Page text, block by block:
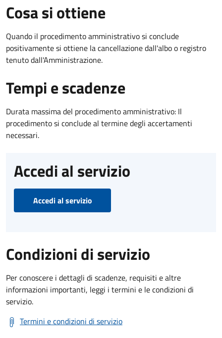
Cosa si ottiene
Quando il procedimento amministrativo si conclude
positivamente si ottiene la cancellazione dall'albo o registro
tenuto dall'Amministrazione.
Tempi e scadenze
Durata massima del procedimento amministrativo: Il
procedimento si conclude al termine degli accertamenti
necessari.
Accedi al servizio
Accedi al servizio
Condizioni di servizio
Per conoscere i dettagli di scadenze, requisiti e altre
informazioni importanti, leggi i termini e le condizioni di
servizio.
Termini e condizioni di servizio